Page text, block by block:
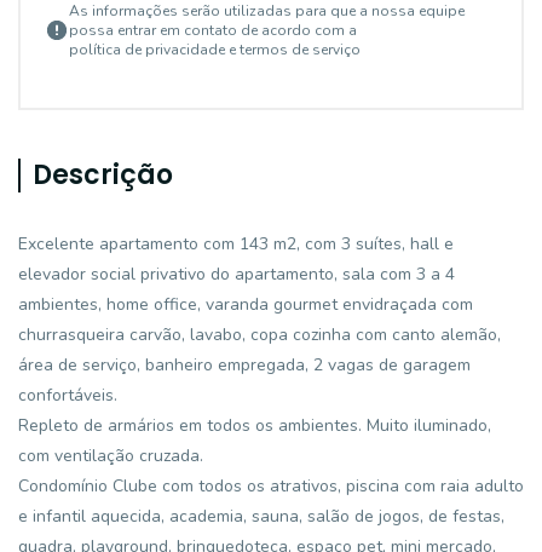
As informações serão utilizadas para que a nossa equipe
possa entrar em contato de acordo com a
política de privacidade e termos de serviço
Descrição
Excelente apartamento com 143 m2, com 3 suítes, hall e
elevador social privativo do apartamento, sala com 3 a 4
ambientes, home office, varanda gourmet envidraçada com
churrasqueira carvão, lavabo, copa cozinha com canto alemão,
área de serviço, banheiro empregada, 2 vagas de garagem
confortáveis.
Repleto de armários em todos os ambientes. Muito iluminado,
com ventilação cruzada.
Condomínio Clube com todos os atrativos, piscina com raia adulto
e infantil aquecida, academia, sauna, salão de jogos, de festas,
quadra, playground, brinquedoteca, espaço pet, mini mercado,